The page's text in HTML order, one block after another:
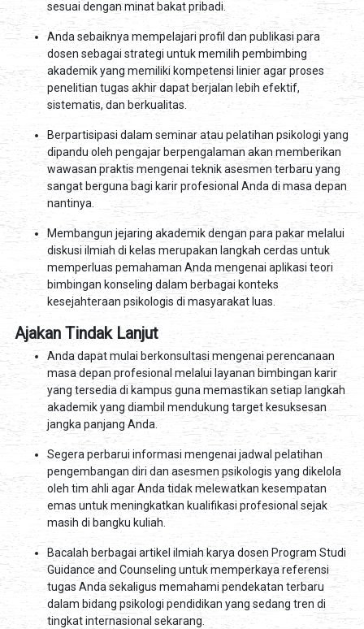
sesuai dengan minat bakat pribadi.
Anda sebaiknya mempelajari profil dan publikasi para
dosen sebagai strategi untuk memilih pembimbing
akademik yang memiliki kompetensi linier agar proses
penelitian tugas akhir dapat berjalan lebih efektif,
sistematis, dan berkualitas.
Berpartisipasi dalam seminar atau pelatihan psikologi yang
dipandu oleh pengajar berpengalaman akan memberikan
wawasan praktis mengenai teknik asesmen terbaru yang
sangat berguna bagi karir profesional Anda di masa depan
nantinya.
Membangun jejaring akademik dengan para pakar melalui
diskusi ilmiah di kelas merupakan langkah cerdas untuk
memperluas pemahaman Anda mengenai aplikasi teori
bimbingan konseling dalam berbagai konteks
kesejahteraan psikologis di masyarakat luas.
Ajakan Tindak Lanjut
Anda dapat mulai berkonsultasi mengenai perencanaan
masa depan profesional melalui layanan bimbingan karir
yang tersedia di kampus guna memastikan setiap langkah
akademik yang diambil mendukung target kesuksesan
jangka panjang Anda.
Segera perbarui informasi mengenai jadwal pelatihan
pengembangan diri dan asesmen psikologis yang dikelola
oleh tim ahli agar Anda tidak melewatkan kesempatan
emas untuk meningkatkan kualifikasi profesional sejak
masih di bangku kuliah.
Bacalah berbagai artikel ilmiah karya dosen Program Studi
Guidance and Counseling untuk memperkaya referensi
tugas Anda sekaligus memahami pendekatan terbaru
dalam bidang psikologi pendidikan yang sedang tren di
tingkat internasional sekarang.